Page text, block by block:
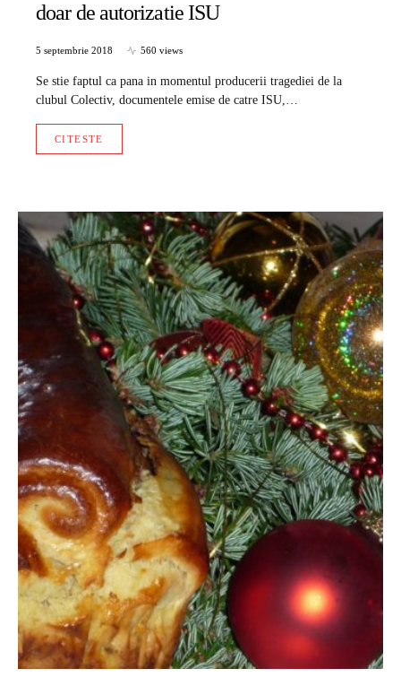
doar de autorizatie ISU
5 septembrie 2018 560 views
Se stie faptul ca pana in momentul producerii tragediei de la
clubul Colectiv, documentele emise de catre ISU,…
CITESTE